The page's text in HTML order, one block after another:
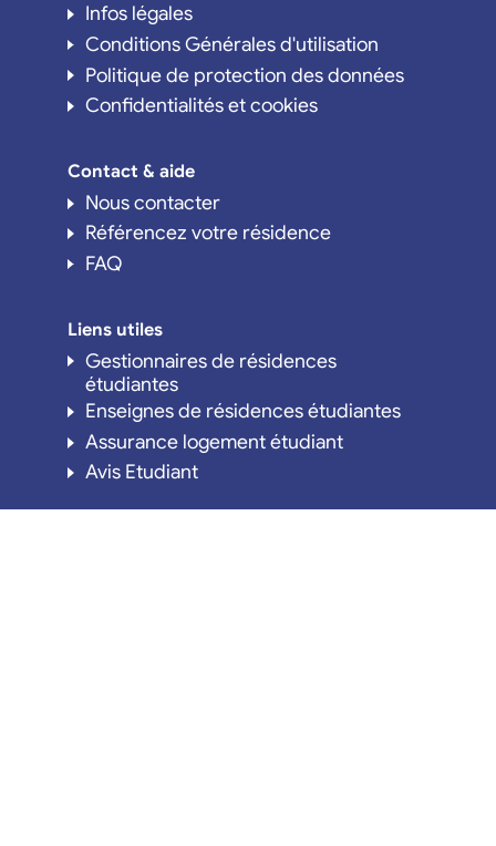
Infos légales
Conditions Générales d'utilisation
Politique de protection des données
Confidentialités et cookies
Contact & aide
Nous contacter
Référencez votre résidence
FAQ
Liens utiles
Gestionnaires de résidences
étudiantes
Enseignes de résidences étudiantes
Assurance logement étudiant
Avis Etudiant